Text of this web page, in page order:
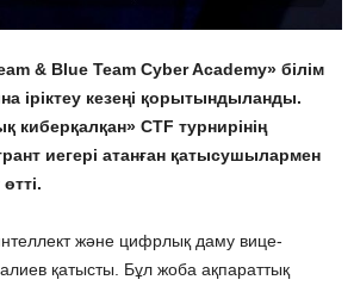
& Blue Team Cyber Academy» білім
іріктеу кезеңі қорытындыланды.
киберқалқан» CTF турнирінің
иегері атанған қатысушылармен
және цифрлық даму вице-
қатысты. Бұл жоба ақпараттық